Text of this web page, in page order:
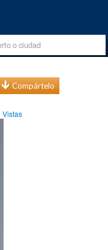
Compártelo
Vistas